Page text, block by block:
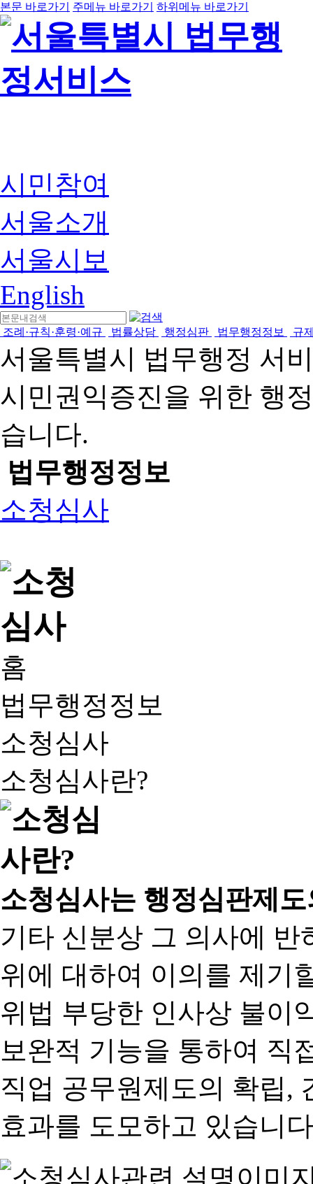
본문 바로가기 주메뉴 바로가기 하위메뉴 바로가기
시민참여
서울소개
서울시보
English
조례·규칙·훈령·예규 법률상담 행정심판 법무행정정보 규
서울특별시 법무행정 서
시민권익증진을 위한 행
습니다.
법무행정정보
소청심사
홈
법무행정정보
소청심사
소청심사란?
소청심사는 행정심판제
기타 신분상 그 의사에
위에 대하여 이의를 제기
위법 부당한 인사상 불이
보완적 기능을 통하여 직
직업 공무원제도의 확립,
효과를 도모하고 있습니